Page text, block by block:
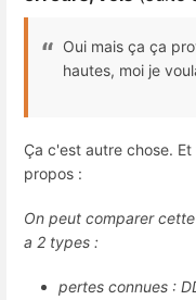
Oui mais ça ça
hautes, moi je
Ça c'est autre chose.
propos :
On peut comparer
a 2 types :
pertes connues :